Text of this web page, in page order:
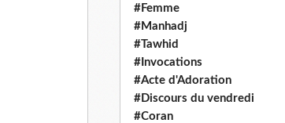
#Femme
#Manhadj
#Tawhid
#Invocations
#Acte d'Adoration
#Discours du vendredi
#Coran